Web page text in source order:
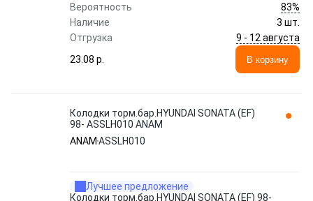
Вероятность
83%
Наличие
3 шт.
Отгрузка
9 - 12 августа
23.08 p.
В корзину
Колодки торм.бар.HYUNDAI SONATA (EF)
98- ASSLH010 ANAM
ANAM ASSLH010
Лучшее предложение
Колодки торм.бар.HYUNDAI SONATA (EF) 98-